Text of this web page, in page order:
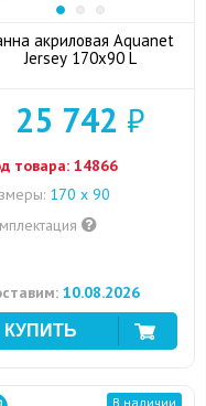
акриловая Aquanet
Jersey 170x90 L
25 742 ₽
товара: 14866
170 х 90
10.08.2026
В наличии